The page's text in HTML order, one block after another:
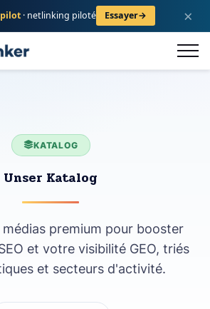
· netlinking piloté Essayer→ ×
KATALOG
Unser Katalog
médias premium pour booster
et votre visibilité GEO, triés
et secteurs d'activité.